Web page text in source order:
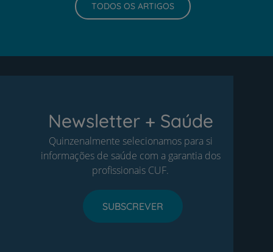
TODOS OS ARTIGOS
Newsletter + Saúde
Quinzenalmente selecionamos para si
informações de saúde com a garantia dos
profissionais CUF.
SUBSCREVER